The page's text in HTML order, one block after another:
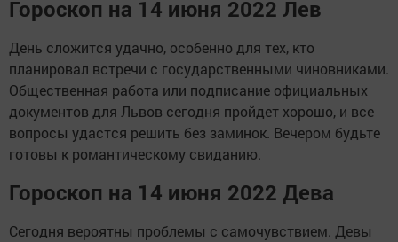
Гороскоп на 14 июня 2022 Лев
День сложится удачно, особенно для тех, кто
планировал встречи с государственными чиновниками.
Общественная работа или подписание официальных
документов для Львов сегодня пройдет хорошо, и все
вопросы удастся решить без заминок. Вечером будьте
готовы к романтическому свиданию.
Гороскоп на 14 июня 2022 Дева
Сегодня вероятны проблемы с самочувствием. Девы